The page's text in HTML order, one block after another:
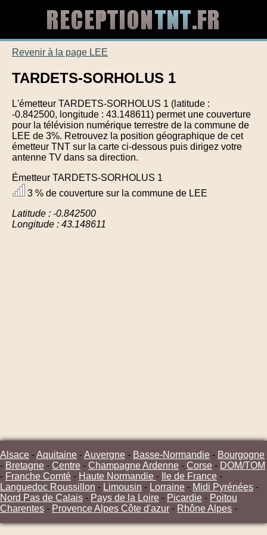
Revenir à la page LEE
TARDETS-SORHOLUS 1
L'émetteur TARDETS-SORHOLUS 1 (latitude :
-0.842500, longitude : 43.148611) permet une couverture
pour la télévision numérique terrestre de la commune de
LEE de 3%. Retrouvez la position géographique de cet
émetteur TNT sur la carte ci-dessous puis dirigez votre
antenne TV dans sa direction.
Émetteur TARDETS-SORHOLUS 1
3 % de couverture sur la commune de LEE
Latitude : -0.842500
Longitude : 43.148611
Alsace -Aquitaine -Auvergne - Basse-Normandie - Bourgogne
- Bretagne - Centre - Champagne Ardenne - Corse - DOM/TOM
- Franche Comté - Haute Normandie - Ile de France -
Languedoc Roussillon - Limousin - Lorraine - Midi Pyrénées -
Nord Pas de Calais - Pays de la Loire - Picardie - Poitou
Charentes - Provence Alpes Côte d'azur - Rhône Alpes -